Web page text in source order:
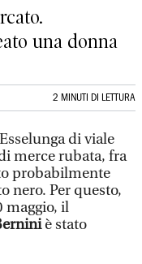
una donna
2 MINUTI DI LETTURA
di viale
merce rubata, fra
probabilmente
nero. Per questo,
maggio, il
è stato